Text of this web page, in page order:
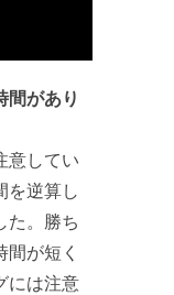
があり
意してい
を逆算し
た。勝ち
が短く
には注意